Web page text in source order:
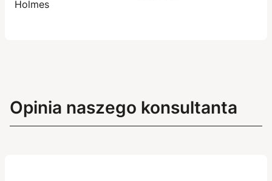
Opinia naszego konsultanta